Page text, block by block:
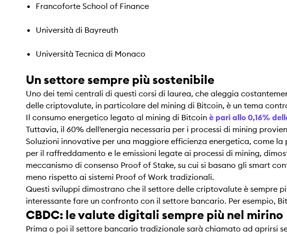
Francoforte School of Finance
Università di Bayreuth
Università Tecnica di Monaco
Un settore sempre più sostenibile
Uno dei temi centrali di questi corsi di laurea, che aleggia
delle criptovalute, in particolare del mining di Bitcoin, è un tema
Il consumo energetico legato al mining di Bitcoin è pari allo 0,16%
Tuttavia, il 60% dell'energia necessaria per i processi di mining
Soluzioni innovative per una maggiore efficienza energetica, come
per il raffreddamento e le emissioni legate ai processi di mining,
meccanismo di consenso Proof of Stake, su cui si basano gli smart
meno rispetto ai sistemi Proof of Work tradizionali.
Questi sviluppi dimostrano che il settore delle criptovalute è sempre
interessante fare un confronto con il settore bancario. Per esempio,
CBDC: le valute digitali sempre più nel mirino
Prima o poi il settore bancario tradizionale sarà chiamato ad aprirsi